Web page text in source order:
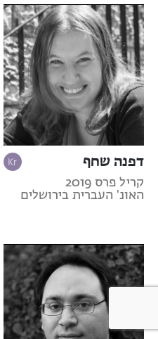
דפנה שחף
קריל פרס 2019
האונ' העברית בירושלים